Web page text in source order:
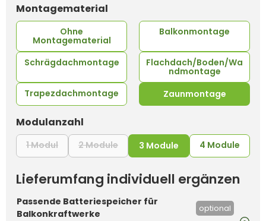
Montagematerial
Ohne
Montagematerial
Balkonmontage
Schrägdachmontage Flachdach/Boden/Wa
ndmontage
Trapezdachmontage
Zaunmontage
Modulanzahl
1 Modul(Diese Option ist zurzeit nicht verfügbar.)
2 Module(Diese Option ist zurzeit nicht
3 Module 4 Module
Lieferumfang individuell ergänzen
Passende Batteriespeicher für
Balkonkraftwerke
optional